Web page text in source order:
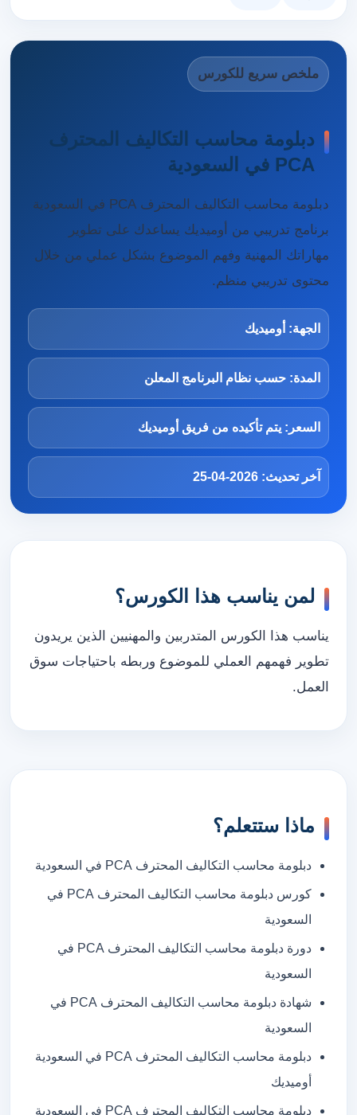
ملخص سريع للكورس
دبلومة محاسب التكاليف المحترف
PCA في السعودية
دبلومة محاسب التكاليف المحترف PCA في السعودية
برنامج تدريبي من أوميديك يساعدك على تطوير
مهاراتك المهنية وفهم الموضوع بشكل عملي من خلال
محتوى تدريبي منظم.
الجهة: أوميديك
المدة: حسب نظام البرنامج المعلن
السعر: يتم تأكيده من فريق أوميديك
آخر تحديث: 2026-04-25
لمن يناسب هذا الكورس؟
يناسب هذا الكورس المتدربين والمهنيين الذين يريدون
تطوير فهمهم العملي للموضوع وربطه باحتياجات سوق
العمل.
ماذا ستتعلم؟
دبلومة محاسب التكاليف المحترف PCA في السعودية
كورس دبلومة محاسب التكاليف المحترف PCA في
السعودية
دورة دبلومة محاسب التكاليف المحترف PCA في
السعودية
شهادة دبلومة محاسب التكاليف المحترف PCA في
السعودية
دبلومة محاسب التكاليف المحترف PCA في السعودية
أوميديك
دبلومة محاسب التكاليف المحترف PCA في السعودية